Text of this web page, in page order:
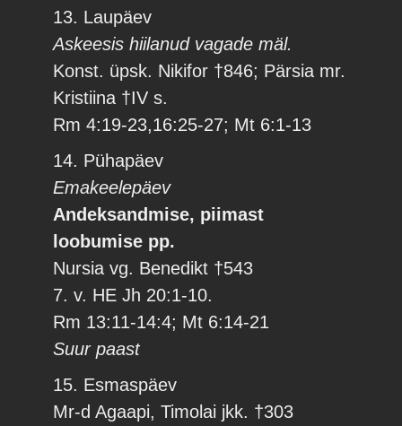
13. Laupäev
Askeesis hiilanud vagade mäl.
Konst. üpsk. Nikifor †846; Pärsia mr.
Kristiina †IV s.
Rm 4:19-23,16:25-27; Mt 6:1-13
14. Pühapäev
Emakeelepäev
Andeksandmise, piimast
loobumise pp.
Nursia vg. Benedikt †543
7. v. HE Jh 20:1-10.
Rm 13:11-14:4; Mt 6:14-21
Suur paast
15. Esmaspäev
Mr-d Agaapi, Timolai jkk. †303